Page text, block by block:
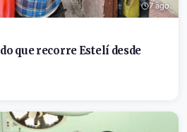
7 ago.
que recorre Estelí desde